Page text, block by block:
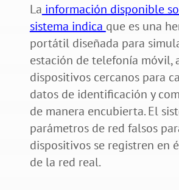
La información disponible
sistema indica que es una
portátil diseñada para
estación de telefonía móvil,
dispositivos cercanos para
datos de identificación y
de manera encubierta. El
parámetros de red falsos
dispositivos se registren en
de la red real.